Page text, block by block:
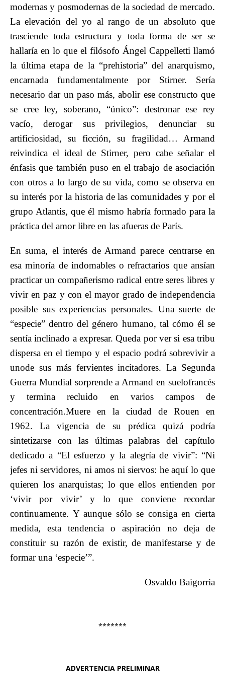
modernas y posmodernas de la sociedad de mercado.
La elevación del yo al rango de un absoluto que
trasciende toda estructura y toda forma de ser se
hallaría en lo que el filósofo Ángel Cappelletti llamó
la última etapa de la “prehistoria” del anarquismo,
encarnada fundamentalmente por Stirner. Sería
necesario dar un paso más, abolir ese constructo que
se cree ley, soberano, “único”: destronar ese rey
vacío, derogar sus privilegios, denunciar su
artificiosidad, su ficción, su fragilidad… Armand
reivindica el ideal de Stirner, pero cabe señalar el
énfasis que también puso en el trabajo de asociación
con otros a lo largo de su vida, como se observa en
su interés por la historia de las comunidades y por el
grupo Atlantis, que él mismo habría formado para la
práctica del amor libre en las afueras de París.
En suma, el interés de Armand parece centrarse en
esa minoría de indomables o refractarios que ansían
practicar un compañerismo radical entre seres libres y
vivir en paz y con el mayor grado de independencia
posible sus experiencias personales. Una suerte de
“especie” dentro del género humano, tal cómo él se
sentía inclinado a expresar. Queda por ver si esa tribu
dispersa en el tiempo y el espacio podrá sobrevivir a
unode sus más fervientes incitadores. La Segunda
Guerra Mundial sorprende a Armand en suelofrancés
y termina recluido en varios campos de
concentración.Muere en la ciudad de Rouen en
1962. La vigencia de su prédica quizá podría
sintetizarse con las últimas palabras del capítulo
dedicado a “El esfuerzo y la alegría de vivir”: “Ni
jefes ni servidores, ni amos ni siervos: he aquí lo que
quieren los anarquistas; lo que ellos entienden por
‘vivir por vivir’ y lo que conviene recordar
continuamente. Y aunque sólo se consiga en cierta
medida, esta tendencia o aspiración no deja de
constituir su razón de existir, de manifestarse y de
formar una ‘especie’”.
Osvaldo Baigorria
*******
ADVERTENCIA PRELIMINAR